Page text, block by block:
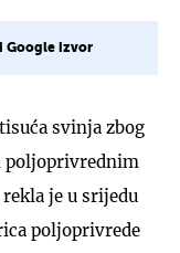
Google izvor
svinja zbog
poljoprivrednim
je u srijedu
poljoprivrede